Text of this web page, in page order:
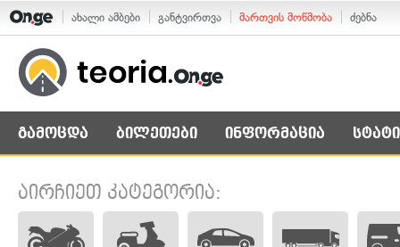
ახალი ამბები განტვირთვა მართვის მოწმობა ძებნა
გამოცდა ბილეთები ინფორმაცია
აირჩიეთ კატეგორია: